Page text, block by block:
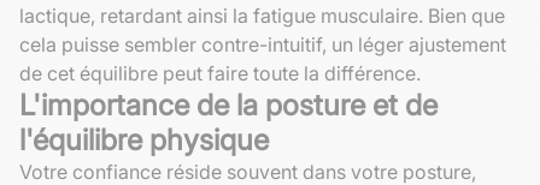
lactique, retardant ainsi la fatigue musculaire. Bien que
cela puisse sembler contre-intuitif, un léger ajustement
de cet équilibre peut faire toute la différence.
L'importance de la posture et de
l'équilibre physique
Votre confiance réside souvent dans votre posture,